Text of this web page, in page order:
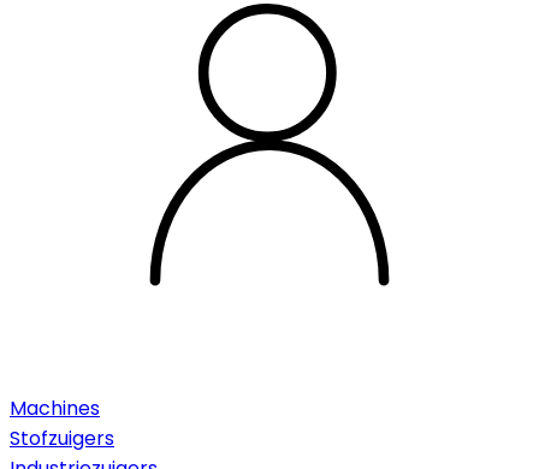
Machines
Stofzuigers